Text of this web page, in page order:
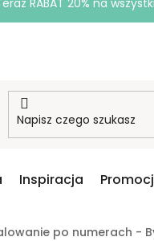
RABAT 20% na
Inspiracja
po numerach -